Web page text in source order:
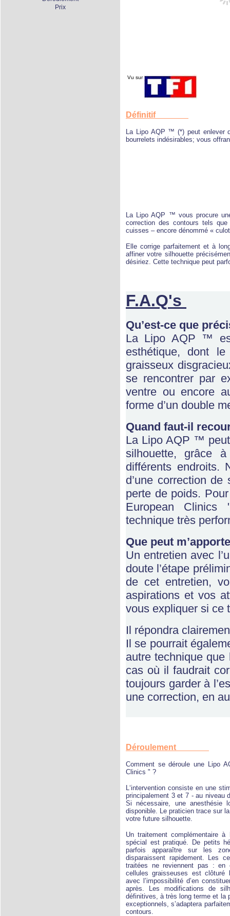
Prix
Vu sur
Définitif
La Lipo AQP ™ (*) peut enlever
bourrelets indésirables; vous
La Lipo AQP ™ vous procure
correction des contours tels
cuisses – encore dénommé «
Elle corrige parfaitement et à
affiner votre silhouette
désiriez. Cette technique peut
F.A.Q's
Qu’est-ce que
La Lipo AQP ™
esthétique, dont
graisseux
se rencontrer par
ventre ou encore
forme d’un double
Quand faut-il
La Lipo AQP ™
silhouette, grâce
différents endroits.
d’une correction
perte de poids.
European
technique très
Que peut
Un entretien avec
doute l’étape
de cet entretien,
aspirations et vos
vous expliquer si ce
Il répondra
Il se pourrait
autre technique
cas où il faudrait
toujours garder à
une correction, en
Déroulement
Comment se déroule une Lipo
Clinics " ?
L‘intervention consiste en une
principalement 3 et 7 - au niveau
Si nécessaire, une anesthésie
disponible. Le praticien trace sur
votre future silhouette.
Un traitement complémentaire à
spécial est pratiqué. De petits
parfois apparaître sur les
disparaissent rapidement. Les
traitées ne reviennent pas :
cellules graisseuses est clôturé
avec l’impossibilité d’en
après. Les modifications de
définitives, à très long terme et la
exceptionnels, s’adaptera
contours.